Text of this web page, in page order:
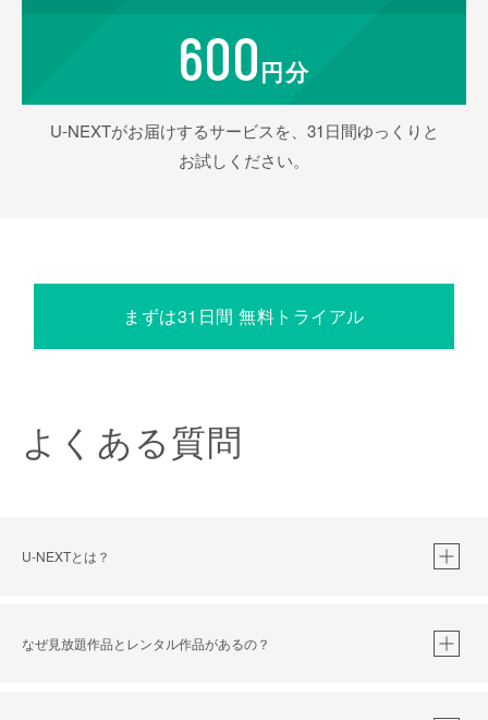
600円分
U-NEXTがお届けするサービスを、31日間ゆっくりと
お試しください。
まずは31日間 無料トライアル
よくある質問
U-NEXTとは？
なぜ見放題作品とレンタル作品があるの？